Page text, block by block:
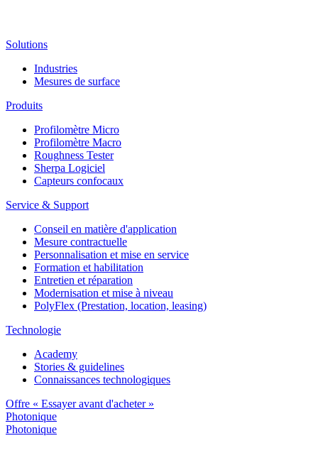
Solutions
Industries
Mesures de surface
Produits
Profilomètre Micro
Profilomètre Macro
Roughness Tester
Sherpa Logiciel
Capteurs confocaux
Service & Support
Conseil en matière d'application
Mesure contractuelle
Personnalisation et mise en service
Formation et habilitation
Entretien et réparation
Modernisation et mise à niveau
PolyFlex (Prestation, location, leasing)
Technologie
Academy
Stories & guidelines
Connaissances technologiques
Offre « Essayer avant d'acheter »
Photonique
Photonique